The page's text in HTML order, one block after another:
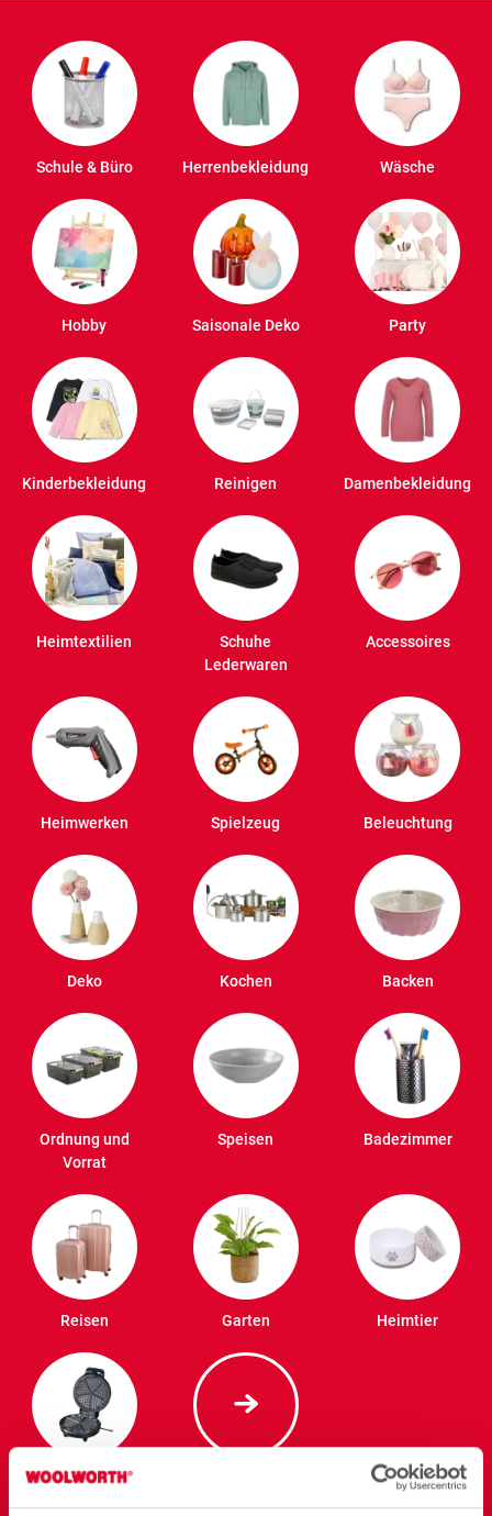
Schule & Büro Herrenbekleidung Wäsche
Hobby Saisonale Deko Party
Kinderbekleidung Reinigen Damenbekleidung
Heimtextilien
Schuhe
Lederwaren
Accessoires
Heimwerken Spielzeug Beleuchtung
Deko Kochen Backen
Ordnung und
Vorrat
Speisen Badezimmer
Reisen Garten Heimtier
Elektro